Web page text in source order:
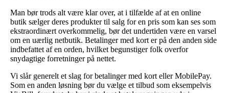
Man bør trods alt være klar over, at i tilfælde af at en online
butik sælger deres produkter til salg for en pris som kan ses som
ekstraordinært overkommelig, bør det undertiden være en varsel
om en uærlig netbutik. Betalinger med kort er på den anden side
indbefattet af en orden, hvilket begunstiger folk overfor
snydagtige forretninger på nettet.
Vi slår generelt et slag for betalinger med kort eller MobilePay.
Som en anden løsning bør du vælge et tilbud som eksempelvis